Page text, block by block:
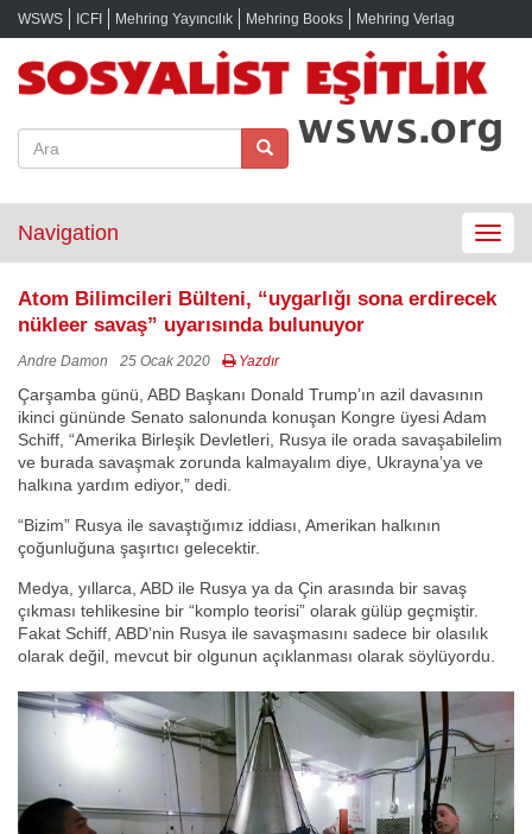
WSWS ICFI Mehring Yayıncılık Mehring Books Mehring Verlag
Toggle
Navigation
Atom Bilimcileri Bülteni, “uygarlığı sona erdirecek
nükleer savaş” uyarısında bulunuyor
Andre Damon 25 Ocak 2020 Yazdır
Çarşamba günü, ABD Başkanı Donald Trump’ın azil davasının
ikinci gününde Senato salonunda konuşan Kongre üyesi Adam
Schiff, “Amerika Birleşik Devletleri, Rusya ile orada savaşabilelim
ve burada savaşmak zorunda kalmayalım diye, Ukrayna’ya ve
halkına yardım ediyor,” dedi.
“Bizim” Rusya ile savaştığımız iddiası, Amerikan halkının
çoğunluğuna şaşırtıcı gelecektir.
Medya, yıllarca, ABD ile Rusya ya da Çin arasında bir savaş
çıkması tehlikesine bir “komplo teorisi” olarak gülüp geçmiştir.
Fakat Schiff, ABD’nin Rusya ile savaşmasını sadece bir olasılık
olarak değil, mevcut bir olgunun açıklanması olarak söylüyordu.